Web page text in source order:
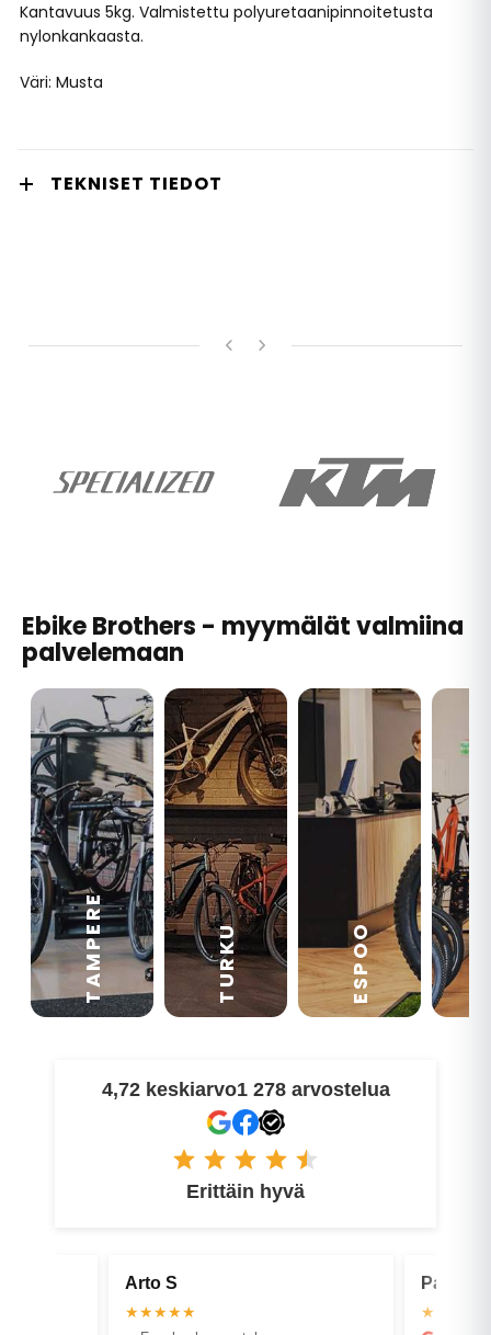
Kantavuus 5kg. Valmistettu polyuretaanipinnoitetusta
nylonkankaasta.
Väri: Musta
TEKNISET TIEDOT
Ebike Brothers - myymälät valmiina
palvelemaan
TAMPERE TURKU ESPOO
4,72 keskiarvo1 278 arvostelua
Erittäin hyvä
Pasi U
★★★★★
Mikko M
★★★★★